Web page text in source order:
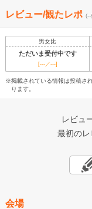
レビュー/観たレポ (--
男女比
ただいま受付中です
[---／---]
※掲載されている情報は投稿さ
ります。
レビュ
最初のレ
会場